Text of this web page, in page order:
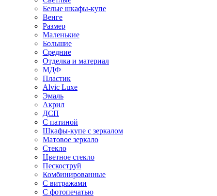
Белые шкафы-купе
Венге
Размер
Маленькие
Большие
Средние
Отделка и материал
МДФ
Пластик
Alvic Luxe
Эмаль
Акрил
ДСП
С патиной
Шкафы-купе с зеркалом
Матовое зеркало
Стекло
Цветное стекло
Пескоструй
Комбинированные
С витражами
С фотопечатью